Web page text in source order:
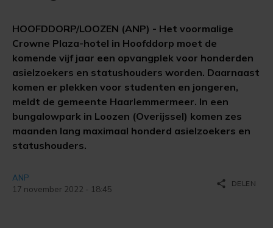
HOOFDDORP/LOOZEN (ANP) - Het voormalige
Crowne Plaza-hotel in Hoofddorp moet de
komende vijf jaar een opvangplek voor honderden
asielzoekers en statushouders worden. Daarnaast
komen er plekken voor studenten en jongeren,
meldt de gemeente Haarlemmermeer. In een
bungalowpark in Loozen (Overijssel) komen zes
maanden lang maximaal honderd asielzoekers en
statushouders.
ANP
17 november 2022 - 18:45
share DELEN